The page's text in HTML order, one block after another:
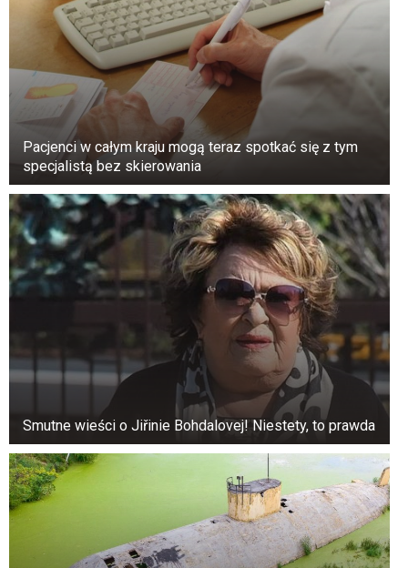
Pacjenci w całym kraju mogą teraz spotkać się z tym
specjalistą bez skierowania
Smutne wieści o Jiřinie Bohdalovej! Niestety, to prawda